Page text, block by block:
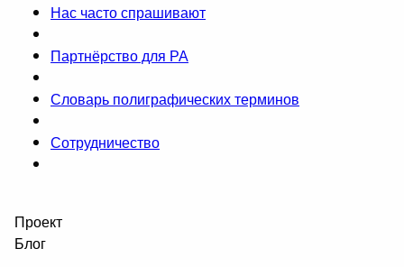
Нас часто спрашивают
Партнёрство для РА
Словарь полиграфических терминов
Сотрудничество
Проект
Блог